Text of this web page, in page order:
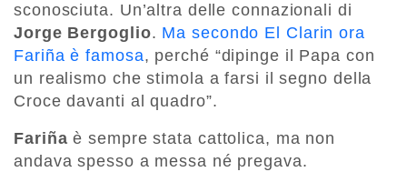
sconosciuta. Un’altra delle connazionali di
Jorge Bergoglio. Ma secondo El Clarin ora
Fariña è famosa, perché “dipinge il Papa con
un realismo che stimola a farsi il segno della
Croce davanti al quadro”.
Fariña è sempre stata cattolica, ma non
andava spesso a messa né pregava.